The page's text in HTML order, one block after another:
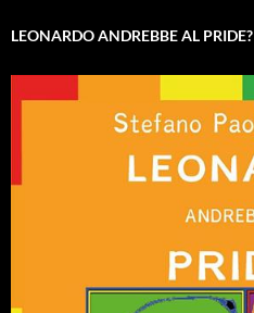
LEONARDO ANDREBBE AL PRIDE?